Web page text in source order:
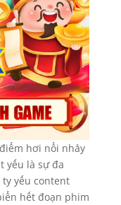
hơi nổi nhảy
yếu là sự đa
yếu content
hết đoạn phim